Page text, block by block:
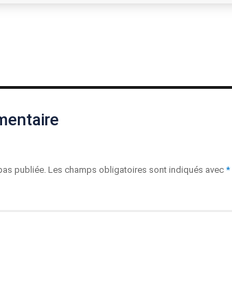
publiée. Les champs obligatoires sont indiqués avec *